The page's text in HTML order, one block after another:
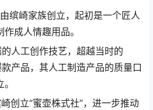
缤崎家族创立，起初是一个匠人
成人情趣用品。
人工创作技艺，超越当时的
产品，其人工制造产品的质量口
创立“蜜壶株式社”，进一步推动